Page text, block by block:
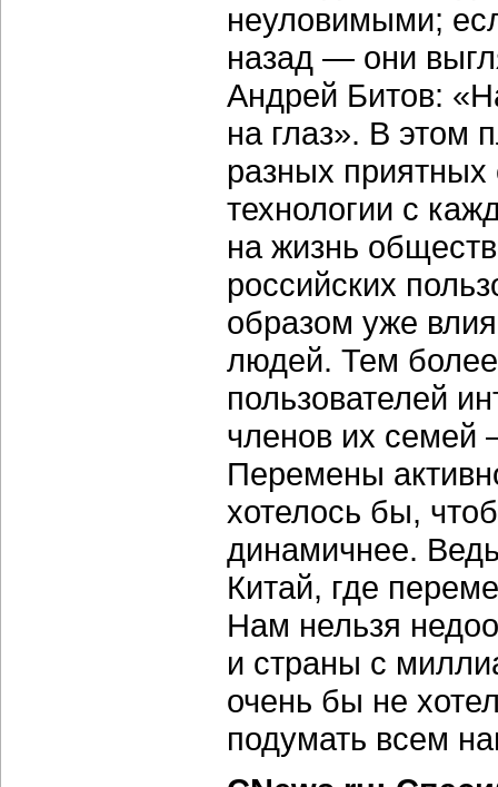
неуловимыми;
назад — они
Андрей Битов:
на глаз». В этом
разных
технологии с
на жизнь
российских
образом уже
людей. Тем
пользователей
членов их семей
Перемены
хотелось бы,
динамичнее.
Китай, где
Нам нельзя
и страны с
очень бы не
подумать всем